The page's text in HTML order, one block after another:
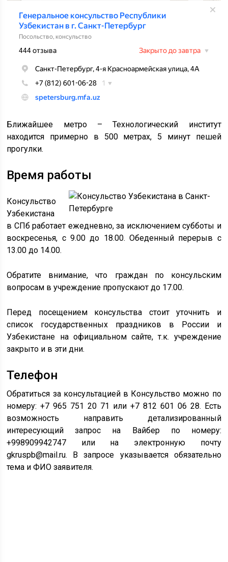
Ближайшее метро – Технологический институт
находится примерно в 500 метрах, 5 минут пешей
прогулки.
Время работы
Консульство
Узбекистана
в СПб работает ежедневно, за исключением субботы и
воскресенья, с 9.00 до 18.00. Обеденный перерыв с
13.00 до 14.00.
Обратите внимание, что граждан по консульским
вопросам в учреждение пропускают до 17.00.
Перед посещением консульства стоит уточнить и
список государственных праздников в России и
Узбекистане на официальном сайте, т.к. учреждение
закрыто и в эти дни.
Телефон
Обратиться за консультацией в Консульство можно по
номеру: +7 965 751 20 71 или +7 812 601 06 28. Есть
возможность направить детализированный
интересующий запрос на Вайбер по номеру:
+998909942747 или на электронную почту
gkruspb@mail.ru. В запросе указывается обязательно
тема и ФИО заявителя.